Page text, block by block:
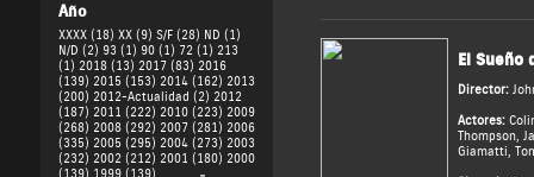
Año
XXXX (18) XX (9) S/F (28) ND (1)
N/D (2) 93 (1) 90 (1) 72 (1) 213
(1) 2018 (13) 2017 (83) 2016
(139) 2015 (153) 2014 (162) 2013
(200) 2012-Actualidad (2) 2012
(187) 2011 (222) 2010 (223) 2009
(268) 2008 (292) 2007 (281) 2006
(335) 2005 (295) 2004 (273) 2003
(232) 2002 (212) 2001 (180) 2000
(139) 1999 (139)
El Sueño
Director:
Actores:
Thompson,
Giamatti,